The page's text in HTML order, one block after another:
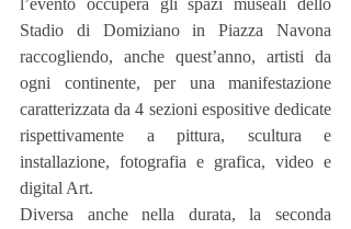
l’evento occuperà gli spazi museali dello
Stadio di Domiziano in Piazza Navona
raccogliendo, anche quest’anno, artisti da
ogni continente, per una manifestazione
caratterizzata da 4 sezioni espositive dedicate
rispettivamente a pittura, scultura e
installazione, fotografia e grafica, video e
digital Art.
Diversa anche nella durata, la seconda